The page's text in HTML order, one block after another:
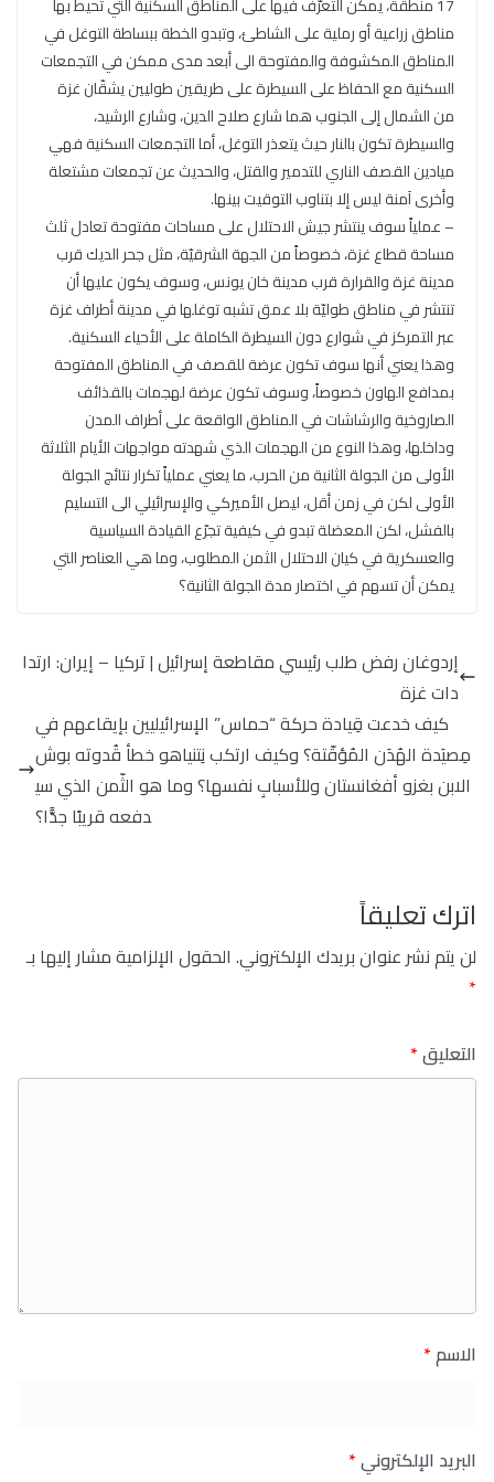
17 منطقة، يمكن التعرّف فيها على المناطق السكنية التي تحيط بها
مناطق زراعية أو رملية على الشاطئ، وتبدو الخطة ببساطة التوغل في
المناطق المكشوفة والمفتوحة الى أبعد مدى ممكن في التجمعات
السكنية مع الحفاظ على السيطرة على طريقين طوليين يشقّان غزة
من الشمال إلى الجنوب هما شارع صلاح الدين، وشارع الرشيد،
والسيطرة تكون بالنار حيث يتعذر التوغل، أما التجمعات السكنية فهي
ميادين القصف الناري للتدمير والقتل، والحديث عن تجمعات مشتعلة
وأخرى آمنة ليس إلا بتناوب التوقيت بينها.
– عملياً سوف ينتشر جيش الاحتلال على مساحات مفتوحة تعادل ثلث
مساحة قطاع غزة، خصوصاً من الجهة الشرقيّة، مثل جحر الديك قرب
مدينة غزة والقرارة قرب مدينة خان يونس، وسوف يكون عليها أن
تنتشر في مناطق طوليّة بلا عمق تشبه توغلها في مدينة أطراف غزة
عبر التمركز في شوارع دون السيطرة الكاملة على الأحياء السكنية.
وهذا يعني أنها سوف تكون عرضة للقصف في المناطق المفتوحة
بمدافع الهاون خصوصاً، وسوف تكون عرضة لهجمات بالقذائف
الصاروخية والرشاشات في المناطق الواقعة على أطراف المدن
وداخلها، وهذا النوع من الهجمات الذي شهدته مواجهات الأيام الثلاثة
الأولى من الجولة الثانية من الحرب، ما يعني عملياً تكرار نتائج الجولة
الأولى لكن في زمن أقل، ليصل الأميركي والإسرائيلي الى التسليم
بالفشل، لكن المعضلة تبدو في كيفية تجرّع القيادة السياسية
والعسكرية في كيان الاحتلال الثمن المطلوب، وما هي العناصر التي
يمكن أن تسهم في اختصار مدة الجولة الثانية؟
إردوغان رفض طلب رئيسي مقاطعة إسرائيل | تركيا – إيران: ارتدا
دات غزة
كيف خدعت قِيادة حركة “حماس” الإسرائيليين بإيقاعهم في
مِصيَدة الهُدَن المُؤقّتة؟ وكيف ارتكب نِتنياهو خطأ قُدوته بوش
الابن بغزو أفغانستان وللأسبابِ نفسها؟ وما هو الثّمن الذي سي
دفعه قريبًا جدًّا؟
اترك تعليقاً
لن يتم نشر عنوان بريدك الإلكتروني. الحقول الإلزامية مشار إليها بـ
*
التعليق*
الاسم*
البريد الإلكتروني*